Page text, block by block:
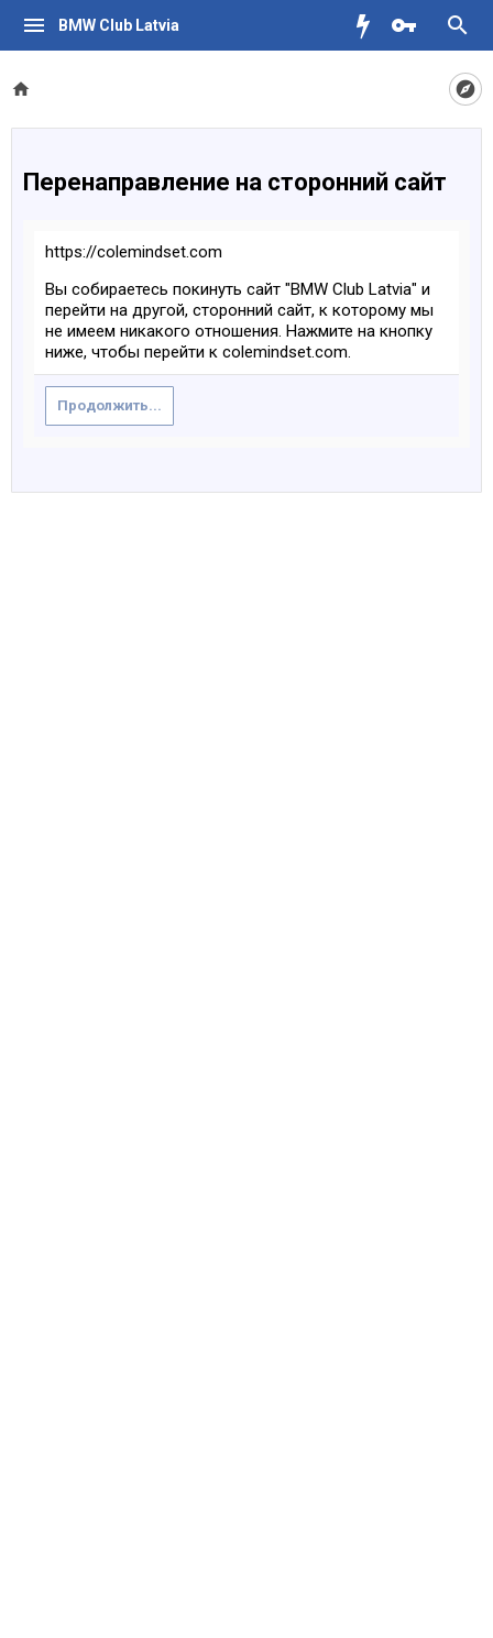
BMW Club Latvia
Перенаправление на сторонний сайт
https://colemindset.com
Вы собираетесь покинуть сайт "BMW Club Latvia" и
перейти на другой, сторонний сайт, к которому мы
не имеем никакого отношения. Нажмите на кнопку
ниже, чтобы перейти к colemindset.com.
Продолжить...